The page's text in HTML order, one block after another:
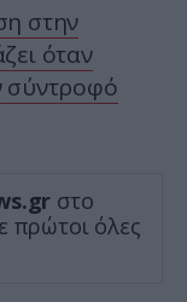
στην
όταν
σύντροφό
στο
πρώτοι όλες